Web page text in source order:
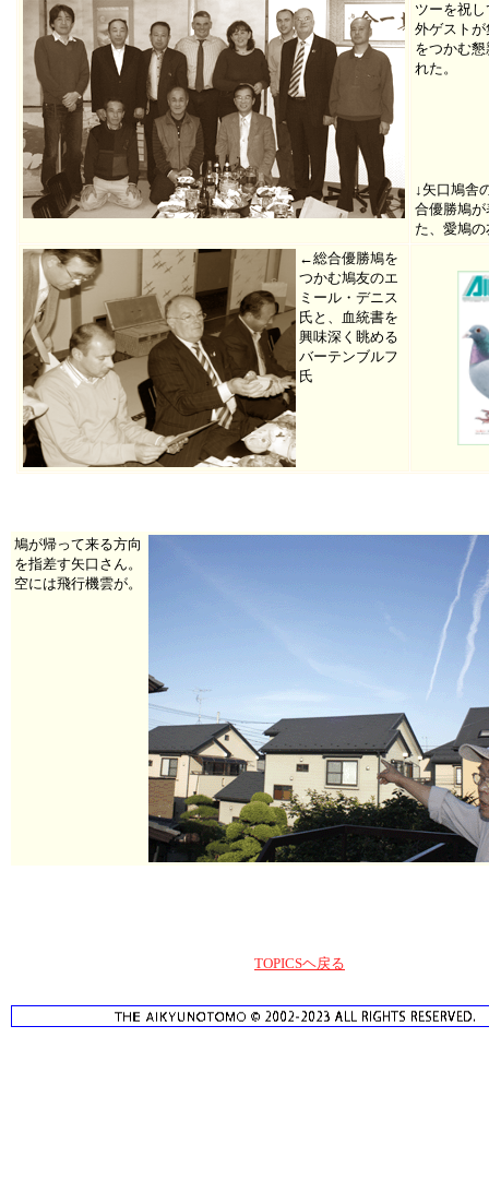
ツーを祝
外ゲスト
をつかむ
れた。
↓矢口鳩舎
合優勝鳩
た、愛鳩
←総合優勝鳩を
つかむ鳩友のエ
ミール・デニス
氏と、血統書を
興味深く眺める
バーテンブルフ
氏
鳩が帰って来る方向
を指差す矢口さん。
空には飛行機雲が。
TOPICSヘ戻る